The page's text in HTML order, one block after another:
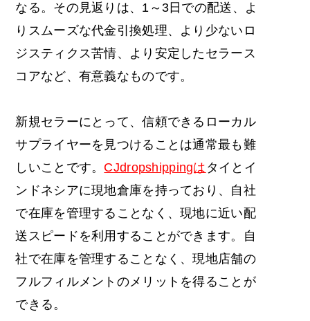
なる。その見返りは、1～3日での配送、よ
りスムーズな代金引換処理、より少ないロ
ジスティクス苦情、より安定したセラース
コアなど、有意義なものです。
新規セラーにとって、信頼できるローカル
サプライヤーを見つけることは通常最も難
しいことです。 CJdropshippingは タイとイ
ンドネシアに現地倉庫を持っており、自社
で在庫を管理することなく、現地に近い配
送スピードを利用することができます。自
社で在庫を管理することなく、現地店舗の
フルフィルメントのメリットを得ることが
できる。